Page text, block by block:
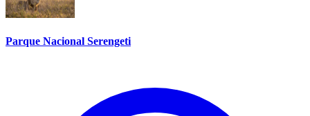
Parque Nacional Serengeti